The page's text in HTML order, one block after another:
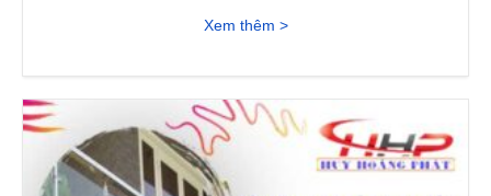
Xem thêm >